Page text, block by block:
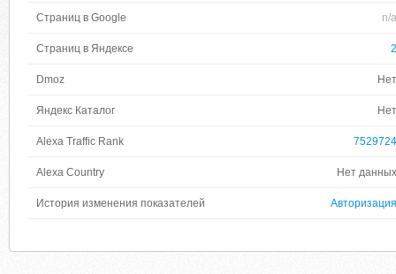
Страниц в Google n/a
Страниц в Яндексе 2
Dmoz Нет
Яндекс Каталог Нет
Alexa Traffic Rank 7529724
Alexa Country Нет данных
История изменения показателей Авторизация